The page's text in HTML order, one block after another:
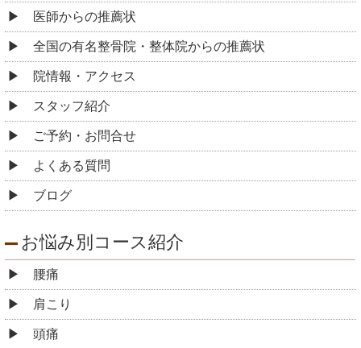
医師からの推薦状
全国の有名整骨院・整体院からの推薦状
院情報・アクセス
スタッフ紹介
ご予約・お問合せ
よくある質問
ブログ
お悩み別コース紹介
腰痛
肩こり
頭痛